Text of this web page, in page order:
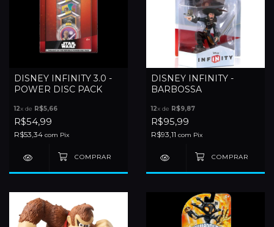
DISNEY INFINITY 3.0 -
POWER DISC PACK
12x de R$5,66
R$54,99
R$53,34 com Pix
DISNEY INFINITY -
BARBOSSA
12x de R$9,87
R$95,99
R$93,11 com Pix